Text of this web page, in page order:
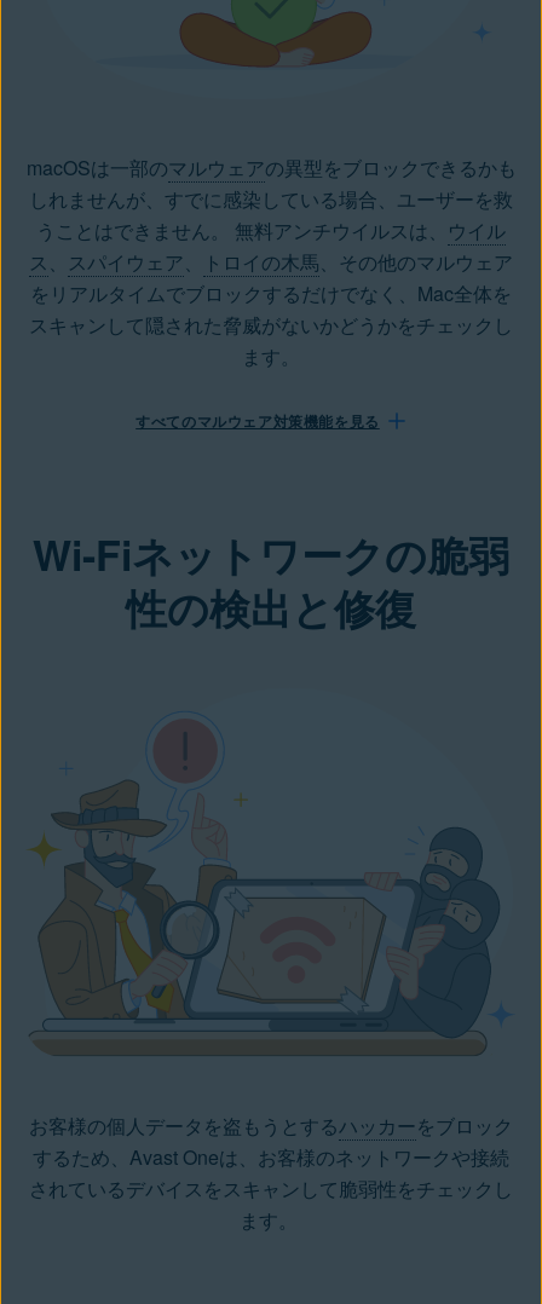
macOSは一部のマルウェアの異型をブロックできるかも
しれませんが、すでに感染している場合、ユーザーを救
うことはできません。 無料アンチウイルスは、 ウイル
ス、 スパイウェア、 トロイの木馬、その他のマルウェア
をリアルタイムでブロックするだけでなく、Mac全体を
スキャンして隠された脅威がないかどうかをチェックし
ます。
すべてのマルウェア対策機能を見る
Wi-Fiネットワークの脆弱
性の検出と修復
お客様の個人データを盗もうとするハッカーをブロック
するため、Avast Oneは、お客様のネットワークや接続
されているデバイスをスキャンして脆弱性をチェックし
ます。